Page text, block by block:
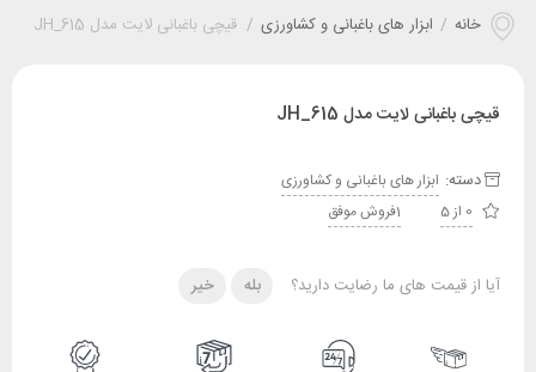
خانه / ابزار های باغبانی و کشاورزی / قیچی باغبانی لایت مدل JH_615
قیچی باغبانی لایت مدل JH_615
دسته: ابزار های باغبانی و کشاورزی
0 از 5
1فروش موفق
آیا از قیمت های ما رضایت دارید؟ بله خیر